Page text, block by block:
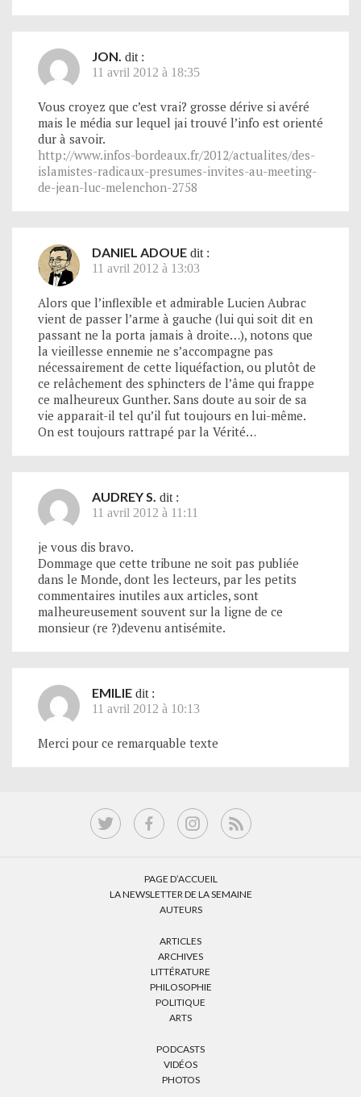
JON. dit :
11 avril 2012 à 18:35
Vous croyez que c’est vrai? grosse dérive si avéré
mais le média sur lequel jai trouvé l’info est orienté
dur à savoir.
http://www.infos-bordeaux.fr/2012/actualites/des-
islamistes-radicaux-presumes-invites-au-meeting-
de-jean-luc-melenchon-2758
DANIEL ADOUE dit :
11 avril 2012 à 13:03
Alors que l’inflexible et admirable Lucien Aubrac
vient de passer l’arme à gauche (lui qui soit dit en
passant ne la porta jamais à droite…), notons que
la vieillesse ennemie ne s’accompagne pas
nécessairement de cette liquéfaction, ou plutôt de
ce relâchement des sphincters de l’âme qui frappe
ce malheureux Gunther. Sans doute au soir de sa
vie apparait-il tel qu’il fut toujours en lui-même.
On est toujours rattrapé par la Vérité…
AUDREY S. dit :
11 avril 2012 à 11:11
je vous dis bravo.
Dommage que cette tribune ne soit pas publiée
dans le Monde, dont les lecteurs, par les petits
commentaires inutiles aux articles, sont
malheureusement souvent sur la ligne de ce
monsieur (re ?)devenu antisémite.
EMILIE dit :
11 avril 2012 à 10:13
Merci pour ce remarquable texte
PAGE D’ACCUEIL
LA NEWSLETTER DE LA SEMAINE
AUTEURS
ARTICLES
ARCHIVES
LITTÉRATURE
PHILOSOPHIE
POLITIQUE
ARTS
PODCASTS
VIDÉOS
PHOTOS